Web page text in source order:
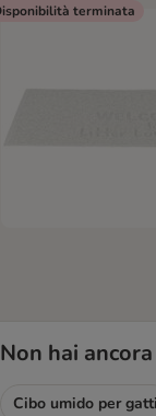
terminata
Non hai
Cibo umido per gatti